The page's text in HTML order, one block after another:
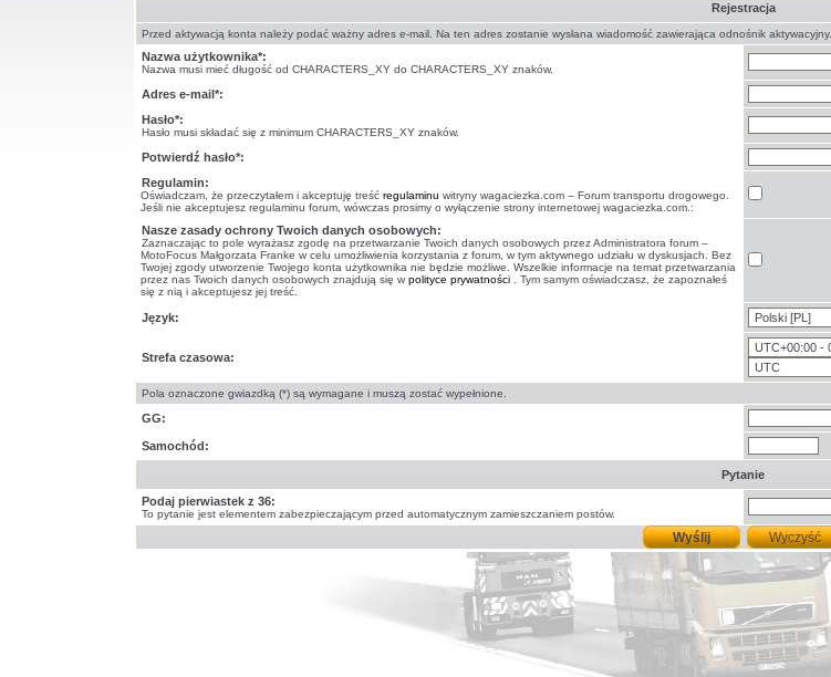
Rejestracja
Przed aktywacją konta należy podać ważny adres e-mail. Na ten adres zostanie wysłana wiadomość zawierająca odnośnik aktywacyjny.
Nazwa użytkownika*:
Nazwa musi mieć długość od CHARACTERS_XY do CHARACTERS_XY znaków.
Adres e-mail*:
Hasło*:
Hasło musi składać się z minimum CHARACTERS_XY znaków.
Potwierdź hasło*:
Regulamin:
Oświadczam, że przeczytałem i akceptuję treść regulaminu witryny wagaciezka.com – Forum transportu drogowego.
Jeśli nie akceptujesz regulaminu forum, wówczas prosimy o wyłączenie strony internetowej wagaciezka.com.:
Nasze zasady ochrony Twoich danych osobowych:
Zaznaczając to pole wyrażasz zgodę na przetwarzanie Twoich danych osobowych przez Administratora forum –
MotoFocus Małgorzata Franke w celu umożliwienia korzystania z forum, w tym aktywnego udziału w dyskusjach. Bez
Twojej zgody utworzenie Twojego konta użytkownika nie będzie możliwe. Wszelkie informacje na temat przetwarzania
przez nas Twoich danych osobowych znajdują się w polityce prywatności. Tym samym oświadczasz, że zapoznałeś
się z nią i akceptujesz jej treść.
Język:
Strefa czasowa:
Pola oznaczone gwiazdką (*) są wymagane i muszą zostać wypełnione.
GG:
Samochód:
Pytanie
Podaj pierwiastek z 36:
To pytanie jest elementem zabezpieczającym przed automatycznym zamieszczaniem postów.